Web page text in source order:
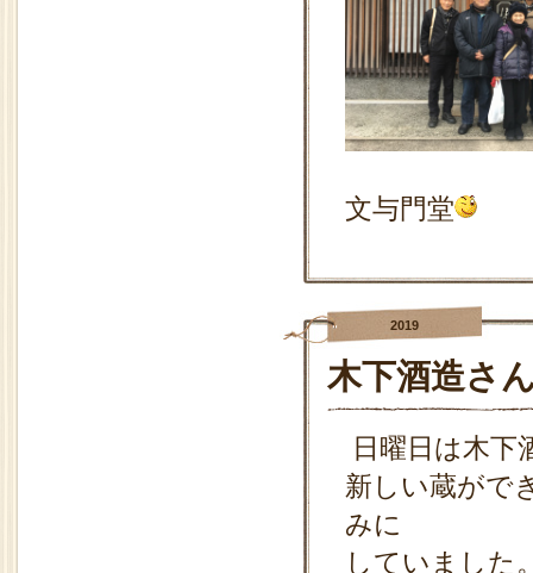
文与門堂
2019
木下酒造さ
日曜日は木下
新しい蔵がで
みに
していました